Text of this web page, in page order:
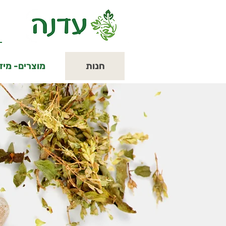
תפריט
נגיש
(התפריט
יפתח
בחלונית
פופ-אפ)
חנות מוצרים-